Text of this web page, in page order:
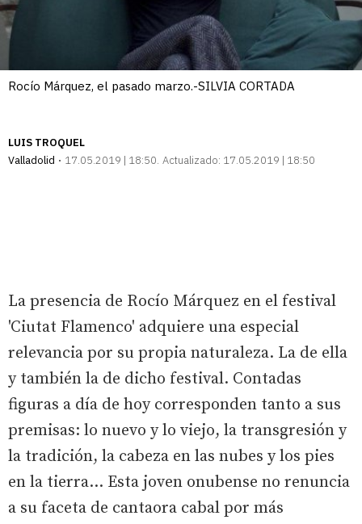
Rocío Márquez, el pasado marzo.-SILVIA CORTADA
LUIS TROQUEL
Valladolid
17.05.2019 | 18:50 Actualizado: 17.05.2019 | 18:50
La presencia de Rocío Márquez en el festival
'Ciutat Flamenco' adquiere una especial
relevancia por su propia naturaleza. La de ella
y también la de dicho festival. Contadas
figuras a día de hoy corresponden tanto a sus
premisas: lo nuevo y lo viejo, la transgresión y
la tradición, la cabeza en las nubes y los pies
en la tierra... Esta joven onubense no renuncia
a su faceta de cantaora cabal por más